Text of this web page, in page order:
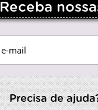
Receba
Precisa de